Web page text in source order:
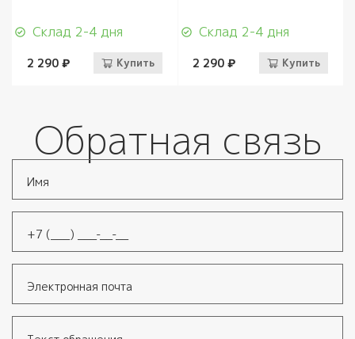
Склад 2-4 дня
2 290 ₽ Купить
Склад 2-4 дня
2 290 ₽ Купить
Обратная связь